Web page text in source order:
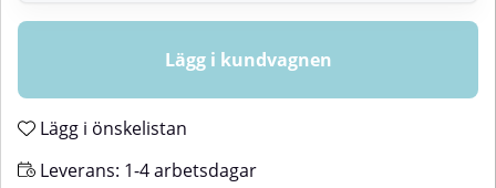
Lägg i kundvagnen
Lägg i önskelistan
Leverans: 1-4 arbetsdagar